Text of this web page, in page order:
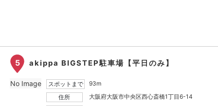
5 akippa BIGSTEP駐車場【平日のみ】
スポットまで
93m
住所
大阪府大阪市中央区西心斎橋1丁目6-14
No Image